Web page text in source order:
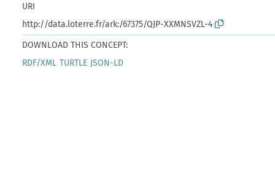
URI
http://data.loterre.fr/ark:/67375/QJP-XXMNSVZL-4
DOWNLOAD THIS CONCEPT:
RDF/XML TURTLE JSON-LD